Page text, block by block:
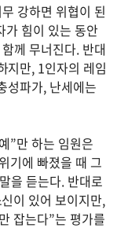
강하면 위협이 된
가 힘이 있는 동안
께 무너진다. 반대
지만, 1인자의 레임
성파가, 난세에는
”만 하는 임원은
기에 빠졌을 때 그
을 듣는다. 반대로
이 있어 보이지만,
잡는다”는 평가를